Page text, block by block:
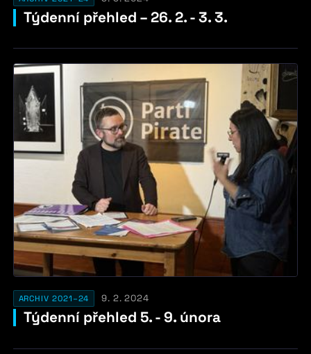
Týdenní přehled – 26. 2. - 3. 3.
ARCHIV 2021–24 9. 2. 2024
Týdenní přehled 5. - 9. února